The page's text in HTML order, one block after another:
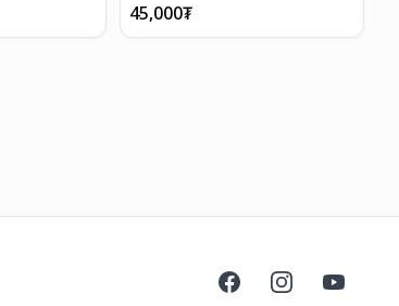
45,000₮
FacebookInstagramYouTube